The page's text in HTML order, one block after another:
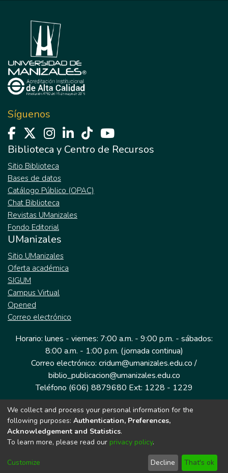
Síguenos
Biblioteca y Centro de Recursos
Sitio Biblioteca
Bases de datos
Catálogo Público (OPAC)
Chat Biblioteca
Revistas UManizales
Fondo Editorial
UManizales
Sitio UManizales
Oferta académica
SIGUM
Campus Virtual
Opened
Correo electrónico
Horario: lunes - viernes: 7:00 a.m. - 9:00 p.m. - sábados:
8:00 a.m. - 1:00 p.m. (jornada continua)
Correo electrónico: cridum@umanizales.edu.co /
biblio_publicacion@umanizales.edu.co
Teléfono (606) 8879680 Ext: 1228 - 1229
Dirección: Cra 9 a # 19-03 Edificio histórico, piso 1
Manizales, Caldas
Colombia.
Tecnología DSpace implementada por
We collect and process your personal information for the
following purposes: Authentication, Preferences,
Acknowledgement and Statistics.
To learn more, please read our privacy policy.
Customize Decline That's ok